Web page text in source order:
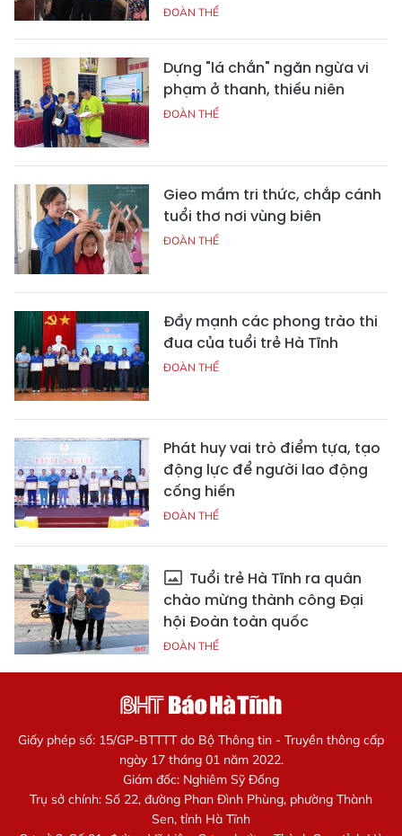
ĐOÀN THỂ
Dựng "lá chắn" ngăn ngừa vi
phạm ở thanh, thiếu niên
ĐOÀN THỂ
Gieo mầm tri thức, chắp cánh
tuổi thơ nơi vùng biên
ĐOÀN THỂ
Đẩy mạnh các phong trào thi
đua của tuổi trẻ Hà Tĩnh
ĐOÀN THỂ
Phát huy vai trò điểm tựa, tạo
động lực để người lao động
cống hiến
ĐOÀN THỂ
Tuổi trẻ Hà Tĩnh ra quân
chào mừng thành công Đại
hội Đoàn toàn quốc
ĐOÀN THỂ
Giấy phép số: 15/GP-BTTTT do Bộ Thông tin - Truyền thông cấp
ngày 17 tháng 01 năm 2022.
Giám đốc: Nghiêm Sỹ Đống
Trụ sở chính: Số 22, đường Phan Đình Phùng, phường Thành
Sen, tỉnh Hà Tĩnh